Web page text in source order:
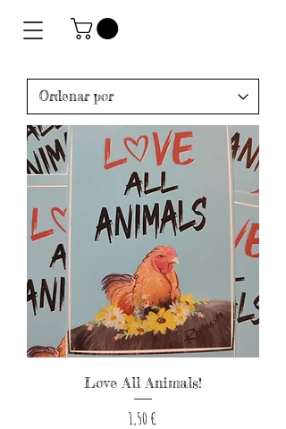
Love All Animals!
Precio
1,50 €